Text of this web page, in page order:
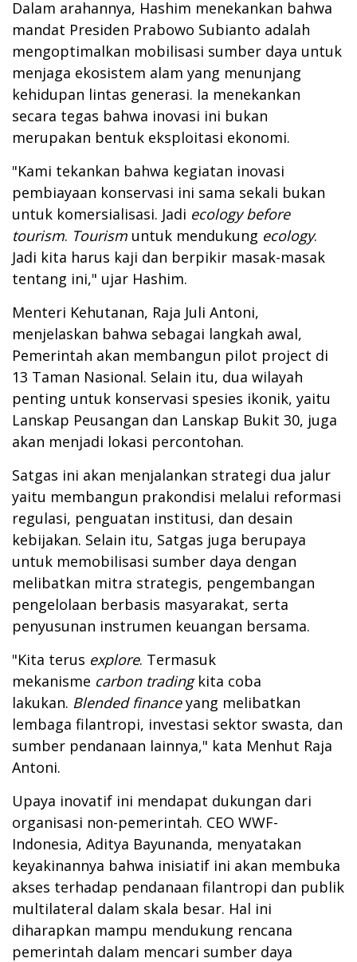
Dalam arahannya, Hashim menekankan bahwa
mandat Presiden Prabowo Subianto adalah
mengoptimalkan mobilisasi sumber daya untuk
menjaga ekosistem alam yang menunjang
kehidupan lintas generasi. Ia menekankan
secara tegas bahwa inovasi ini bukan
merupakan bentuk eksploitasi ekonomi.
"Kami tekankan bahwa kegiatan inovasi
pembiayaan konservasi ini sama sekali bukan
untuk komersialisasi. Jadi ecology before
tourism. Tourism untuk mendukung ecology.
Jadi kita harus kaji dan berpikir masak-masak
tentang ini," ujar Hashim.
Menteri Kehutanan, Raja Juli Antoni,
menjelaskan bahwa sebagai langkah awal,
Pemerintah akan membangun pilot project di
13 Taman Nasional. Selain itu, dua wilayah
penting untuk konservasi spesies ikonik, yaitu
Lanskap Peusangan dan Lanskap Bukit 30, juga
akan menjadi lokasi percontohan.
Satgas ini akan menjalankan strategi dua jalur
yaitu membangun prakondisi melalui reformasi
regulasi, penguatan institusi, dan desain
kebijakan. Selain itu, Satgas juga berupaya
untuk memobilisasi sumber daya dengan
melibatkan mitra strategis, pengembangan
pengelolaan berbasis masyarakat, serta
penyusunan instrumen keuangan bersama.
"Kita terus explore. Termasuk
mekanisme carbon tradingkita coba
lakukan. Blended financeyang melibatkan
lembaga filantropi, investasi sektor swasta, dan
sumber pendanaan lainnya," kata Menhut Raja
Antoni.
Upaya inovatif ini mendapat dukungan dari
organisasi non-pemerintah. CEO WWF-
Indonesia, Aditya Bayunanda, menyatakan
keyakinannya bahwa inisiatif ini akan membuka
akses terhadap pendanaan filantropi dan publik
multilateral dalam skala besar. Hal ini
diharapkan mampu mendukung rencana
pemerintah dalam mencari sumber daya